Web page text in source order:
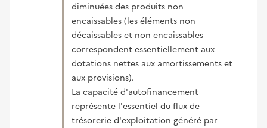
diminuées des produits non
encaissables (les éléments non
décaissables et non encaissables
correspondent essentiellement aux
dotations nettes aux amortissements et
aux provisions).
La capacité d'autofinancement
représente l'essentiel du flux de
trésorerie d'exploitation généré par